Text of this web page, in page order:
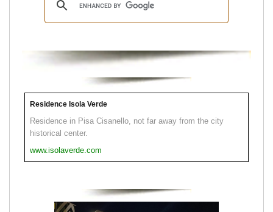
Residence Isola Verde
Residence in Pisa Cisanello, not far away from the city
historical center.
www.isolaverde.com